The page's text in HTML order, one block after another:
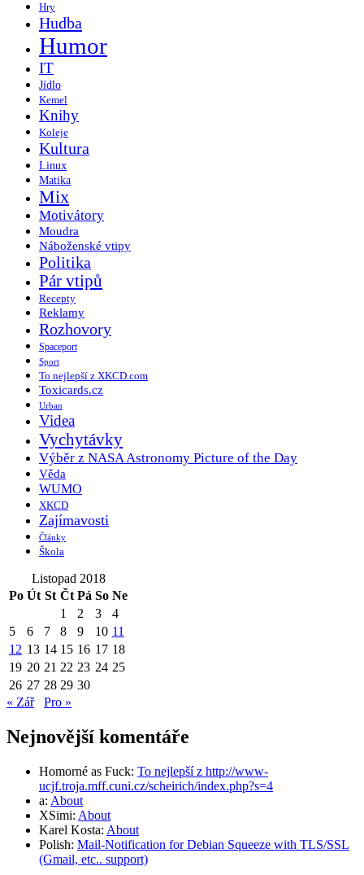
Hry
Hudba
Humor
IT
Jídlo
Kemel
Knihy
Koleje
Kultura
Linux
Matika
Mix
Motivátory
Moudra
Náboženské vtipy
Politika
Pár vtipů
Recepty
Reklamy
Rozhovory
Spaceport
Sport
To nejlepší z XKCD.com
Toxicards.cz
Urban
Videa
Vychytávky
Výběr z NASA Astronomy Picture of the Day
Věda
WUMO
XKCD
Zajímavosti
Články
Škola
Listopad 2018
Po Út St Čt Pá So Ne
1
2 3
4
5
6 7 8 9 10 11
12 13 14 15 16 17 18
19 20 21 22 23 24 25
26 27 28 29 30
« Zář
Pro »
Nejnovější komentáře
Homorné as Fuck: To nejlepší z http://www-
ucjf.troja.mff.cuni.cz/scheirich/index.php?s=4
a: About
XSimi: About
Karel Kosta: About
Polish: Mail-Notification for Debian Squeeze with TLS/SSL
(Gmail, etc.. support)